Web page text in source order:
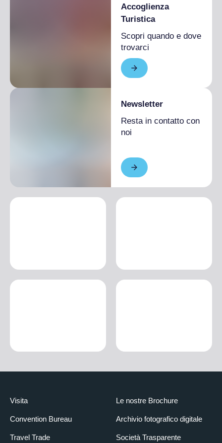
Accoglienza
Turistica
Scopri quando e dove
trovarci
Newsletter
Resta in contatto con
noi
Visita
Convention Bureau
Travel Trade
Le nostre Brochure
Archivio fotografico digitale
Società Trasparente